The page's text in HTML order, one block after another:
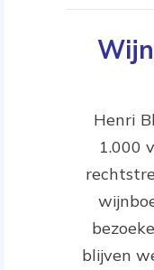
Henri
1.000
blijven